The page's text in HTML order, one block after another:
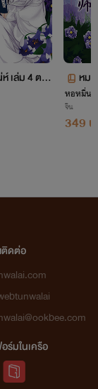
อพยายามพิถีพิถันคัดเลือก
ใจของเหล่านักแปล เพื่อ
นาของนายท่านทุกๆ คนได้
สิทธิ์ เพื่อเป็นกำลังใจใน
เล่ม 4 ตอ
หมอ
นที่
หอหมื่น
จีน
349
ติดต่อ
ร์มในเครือ